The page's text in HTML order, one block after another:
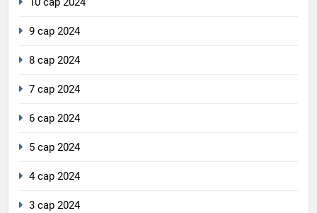
9 сар 2024
8 сар 2024
7 сар 2024
6 сар 2024
5 сар 2024
4 сар 2024
3 сар 2024